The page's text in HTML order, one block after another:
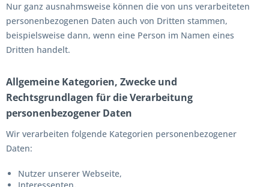
Nur ganz ausnahmsweise können die von uns verarbeiteten
personenbezogenen Daten auch von Dritten stammen,
beispielsweise dann, wenn eine Person im Namen eines
Dritten handelt.
Allgemeine Kategorien, Zwecke und
Rechtsgrundlagen für die Verarbeitung
personenbezogener Daten
Wir verarbeiten folgende Kategorien personenbezogener
Daten:
Nutzer unserer Webseite,